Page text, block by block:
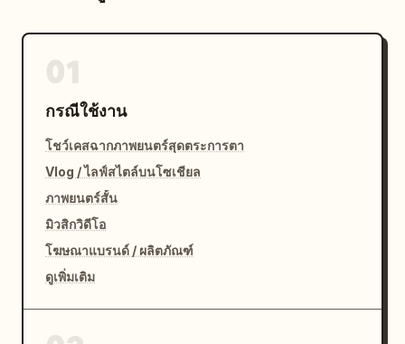
กรณีใช้งาน
โชว์เคสฉากภาพยนตร์สุดตระการตา
Vlog / ไลฟ์สไตล์บนโซเชียล
ภาพยนตร์สั้น
มิวสิกวิดีโอ
โฆษณาแบรนด์ / ผลิตภัณฑ์
ดูเพิ่มเติม